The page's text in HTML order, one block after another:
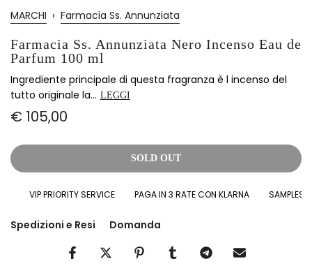
MARCHI › Farmacia Ss. Annunziata
Farmacia Ss. Annunziata Nero Incenso Eau de
Parfum 100 ml
Ingrediente principale di questa fragranza è l incenso del
tutto originale la... LEGGI
€ 105,00
SOLD OUT
VIP PRIORITY SERVICE PAGA IN 3 RATE CON KLARNA SAMPLES IN
Spedizioni e Resi Domanda